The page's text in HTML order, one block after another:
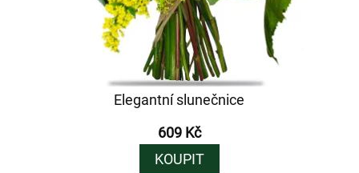
Elegantní slunečnice
609 Kč
KOUPIT